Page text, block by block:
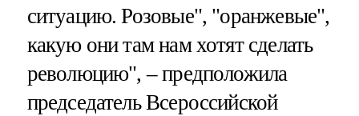
ситуацию. Розовые", "оранжевые",
какую они там нам хотят сделать
революцию", – предположила
председатель Всероссийской